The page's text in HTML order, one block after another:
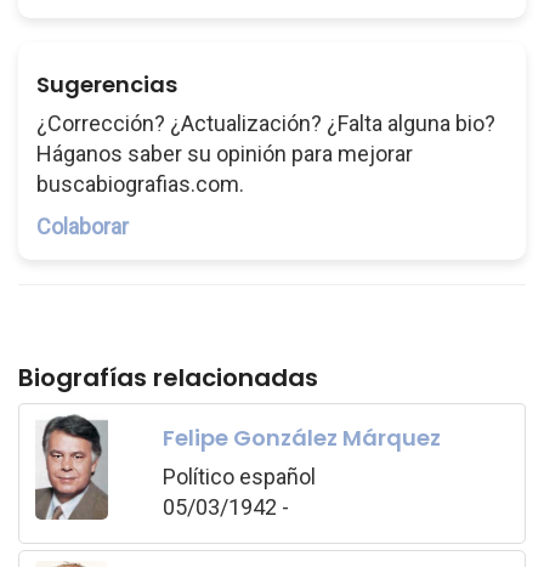
Sugerencias
¿Corrección? ¿Actualización? ¿Falta alguna bio?
Háganos saber su opinión para mejorar
buscabiografias.com.
Colaborar
Biografías relacionadas
Felipe González Márquez
Político español
05/03/1942 -